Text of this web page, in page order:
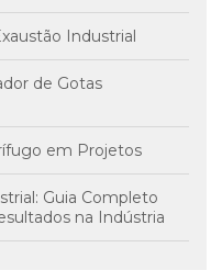
Industrial
de Gotas
em Projetos
Guia Completo
na Indústria